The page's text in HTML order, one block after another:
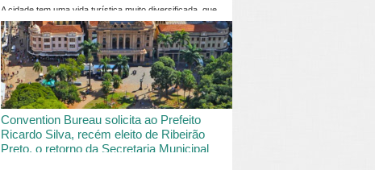
INSERIR DESCRIÇÃO DO POST/PAGINAS
A cidade tem uma vida turística muito diversificada, que
vai desde o turismo de saude à contemplação de
passaros....
Convention Bureau solicita ao Prefeito
Ricardo Silva, recém eleito de Ribeirão
Preto, o retorno da Secretaria Municipal